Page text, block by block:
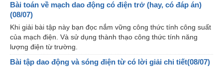
Bài toán về mạch dao động có điện trở (hay, có đáp án)
(08/07)
Khi giải bài tập này bạn đọc nắm vững công thức tính công suất
của mạch điện. Và sử dụng thành thạo công thức tính năng
lượng điện từ trường.
Bài tập dao động và sóng điện từ có lời giải chi tiết(08/07)